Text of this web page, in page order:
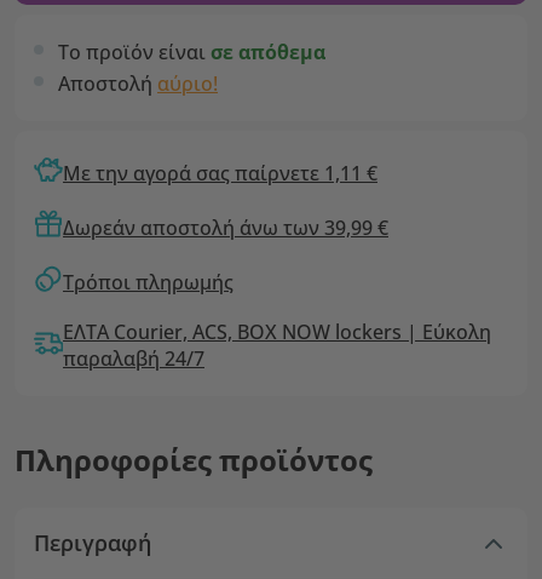
Το προϊόν είναι σε απόθεμα
Αποστολή αύριο!
Με την αγορά σας παίρνετε 1,11 €
Δωρεάν αποστολή άνω των 39,99 €
Τρόποι πληρωμής
ΕΛΤΑ Courier, ACS, BOX NOW lockers | Εύκολη
παραλαβή 24/7
Πληροφορίες προϊόντος
Περιγραφή